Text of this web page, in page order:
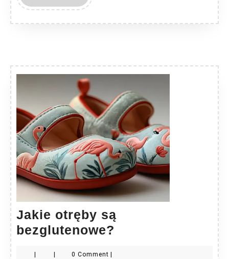
MORE
Jakie otręby są
bezglutenowe?
0 Comment